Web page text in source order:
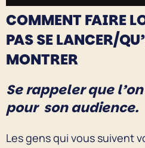
COMMENT FAIRE
PAS SE LANCER/
MONTRER
Se rappeler que
pour son audience.
Les gens qui vous suivent